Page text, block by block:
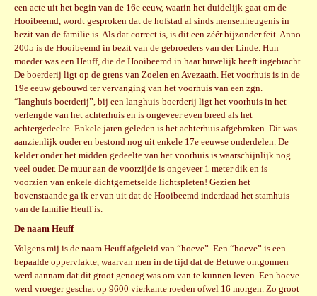
een acte uit het begin van de 16e eeuw, waarin het duidelijk gaat om de
Hooibeemd, wordt gesproken dat de hofstad al sinds mensenheugenis in
bezit van de familie is. Als dat correct is, is dit een zéér bijzonder feit. Anno
2005 is de Hooibeemd in bezit van de gebroeders van der Linde. Hun
moeder was een Heuff, die de Hooibeemd in haar huwelijk heeft ingebracht.
De boerderij ligt op de grens van Zoelen en Avezaath. Het voorhuis is in de
19e eeuw gebouwd ter vervanging van het voorhuis van een zgn.
“langhuis-boerderij”, bij een langhuis-boerderij ligt het voorhuis in het
verlengde van het achterhuis en is ongeveer even breed als het
achtergedeelte. Enkele jaren geleden is het achterhuis afgebroken. Dit was
aanzienlijk ouder en bestond nog uit enkele 17e eeuwse onderdelen. De
kelder onder het midden gedeelte van het voorhuis is waarschijnlijk nog
veel ouder. De muur aan de voorzijde is ongeveer 1 meter dik en is
voorzien van enkele dichtgemetselde lichtspleten! Gezien het
bovenstaande ga ik er van uit dat de Hooibeemd inderdaad het stamhuis
van de familie Heuff is.
De naam Heuff
Volgens mij is de naam Heuff afgeleid van “hoeve”. Een “hoeve” is een
bepaalde oppervlakte, waarvan men in de tijd dat de Betuwe ontgonnen
werd aannam dat dit groot genoeg was om van te kunnen leven. Een hoeve
werd vroeger geschat op 9600 vierkante roeden ofwel 16 morgen. Zo groot